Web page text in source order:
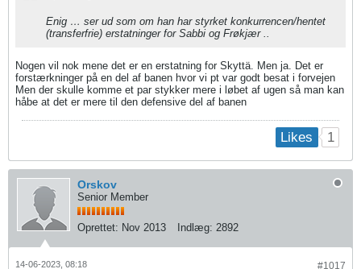
Enig … ser ud som om han har styrket konkurrencen/hentet
(transferfrie) erstatninger for Sabbi og Frøkjær ..
Nogen vil nok mene det er en erstatning for Skyttä. Men ja. Det er
forstærkninger på en del af banen hvor vi pt var godt besat i forvejen
Men der skulle komme et par stykker mere i løbet af ugen så man kan
håbe at det er mere til den defensive del af banen
Likes 1
Orskov
Senior Member
Oprettet: Nov 2013 Indlæg: 2892
#1017
14-06-2023, 08:18